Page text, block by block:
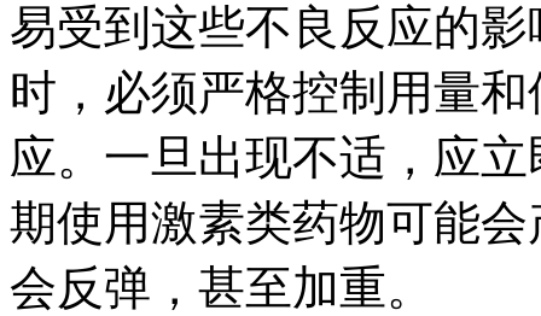
易受到这些不良反应的
时，必须严格控制用量
应。一旦出现不适，应
期使用激素类药物可能
会反弹，甚至加重。